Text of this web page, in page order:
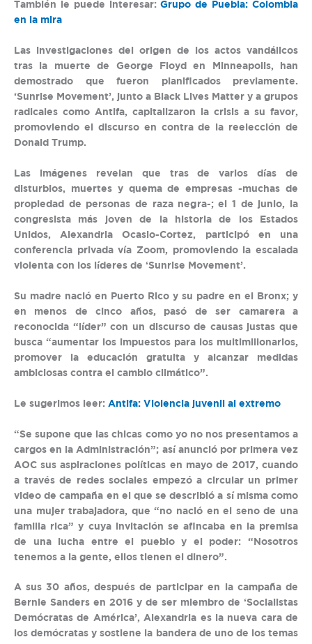
También le puede interesar:Grupo de Puebla: Colombia
en la mira
Las investigaciones del origen de los actos vandálicos
tras la muerte de George Floyd en Minneapolis, han
demostrado que fueron planificados previamente.
‘Sunrise Movement’, junto a Black Lives Matter y a grupos
radicales como Antifa, capitalizaron la crisis a su favor,
promoviendo el discurso en contra de la reelección de
Donald Trump.
Las imágenes revelan que tras de varios días de
disturbios, muertes y quema de empresas -muchas de
propiedad de personas de raza negra-; el 1 de junio, la
congresista más joven de la historia de los Estados
Unidos, Alexandria Ocasio-Cortez, participó en una
conferencia privada vía Zoom, promoviendo la escalada
violenta con los líderes de ‘Sunrise Movement’.
Su madre nació en Puerto Rico y su padre en el Bronx; y
en menos de cinco años, pasó de ser camarera a
reconocida “líder” con un discurso de causas justas que
busca “aumentar los impuestos para los multimillonarios,
promover la educación gratuita y alcanzar medidas
ambiciosas contra el cambio climático”.
Le sugerimos leer: Antifa: Violencia juvenil al extremo
“Se supone que las chicas como yo no nos presentamos a
cargos en la Administración”; así anunció por primera vez
AOC sus aspiraciones políticas en mayo de 2017, cuando
a través de redes sociales empezó a circular un primer
video de campaña en el que se describió a sí misma como
una mujer trabajadora, que “no nació en el seno de una
familia rica” y cuya invitación se afincaba en la premisa
de una lucha entre el pueblo y el poder: “Nosotros
tenemos a la gente, ellos tienen el dinero”.
A sus 30 años, después de participar en la campaña de
Bernie Sanders en 2016 y de ser miembro de ‘Socialistas
Demócratas de América’, Alexandria es la nueva cara de
los demócratas y sostiene la bandera de uno de los temas